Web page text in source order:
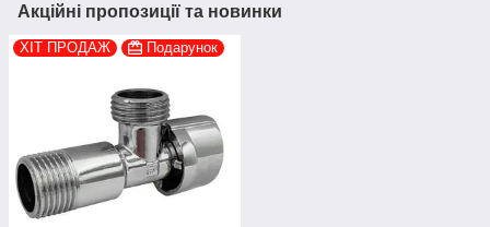
Акційні пропозиції та новинки
ХІТ ПРОДАЖ Подарунок